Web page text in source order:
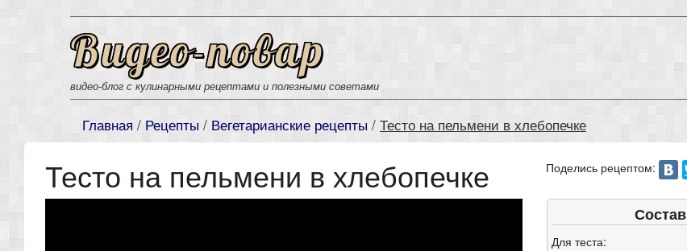
Видео-повар
видео-блог с кулинарными рецептами и полезными советами
Главная / Рецепты / Вегетарианские рецепты / Тесто на пельмени в хлебопечке
Поделись рецептом:
Тесто на пельмени в хлебопечке
Состав
Для теста: